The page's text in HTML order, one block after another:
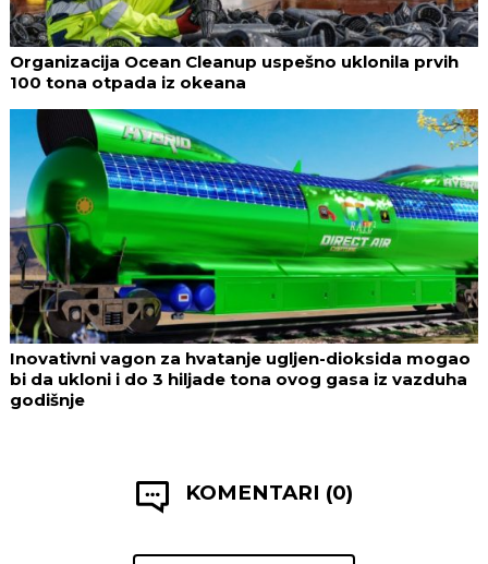
Organizacija Ocean Cleanup uspešno uklonila prvih
100 tona otpada iz okeana
Inovativni vagon za hvatanje ugljen-dioksida mogao
bi da ukloni i do 3 hiljade tona ovog gasa iz vazduha
godišnje
KOMENTARI (0)